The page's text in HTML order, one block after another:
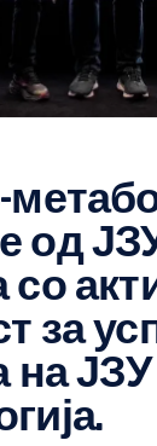
од
за
на